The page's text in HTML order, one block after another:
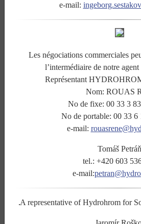
e-mail:
Les négociations commerciales
l’intermédiaire de notre agent
Représentant
Nom: ROUAS
No de fixe: 00 33 3
No de portable: 00 33 6
e-mail:
Tomáš Petráň
tel.: +420 603
e-mail:
A representative of Hydrohrom for